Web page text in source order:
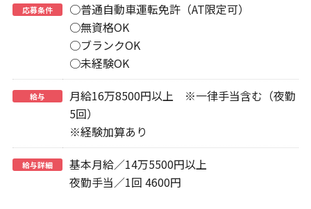
応募条件
○普通自動車運転免許（AT限定可）
○無資格OK
○ブランクOK
○未経験OK
給与
月給16万8500円以上 ※一律手当含む（夜勤
5回）
※経験加算あり
給与詳細
基本月給／14万5500円以上
夜勤手当／1回 4600円